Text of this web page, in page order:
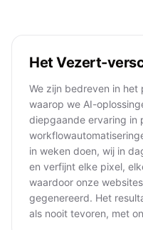
Het Vezert-
We zijn bedreven in
waarop we AI-
diepgaande ervaring in
in weken doen, wij in
en verfijnt elke pixel,
waardoor onze
gegenereerd. Het
als nooit tevoren, met